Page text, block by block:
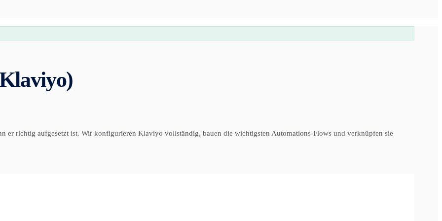
richtig aufgesetzt ist. Wir konfigurieren Klaviyo vollständig, bauen die wichtigsten Automations-Flows und verknüpfen sie